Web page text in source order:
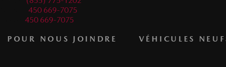
450 669-7075
450 669-7075
POUR NOUS JOINDRE VÉHICULES